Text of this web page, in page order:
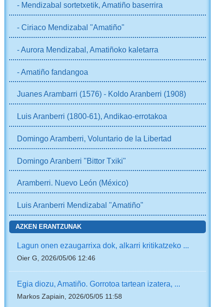
- Mendizabal sortetxetik, Amatiño baserrira
- Ciriaco Mendizabal "Amatiño"
- Aurora Mendizabal, Amatiñoko kaletarra
- Amatiño fandangoa
Juanes Arambarri (1576) - Koldo Aranberri (1908)
Luis Aranberri (1800-61), Andikao-errotakoa
Domingo Aramberri, Voluntario de la Libertad
Domingo Aranberri "Bittor Txiki"
Aramberri. Nuevo León (México)
Luis Aranberri Mendizabal "Amatiño"
AZKEN ERANTZUNAK
Lagun onen ezaugarrixa dok, alkarri kritikatzeko ...
Oier G, 2026/05/06 12:46
Egia diozu, Amatiño. Gorrotoa tartean izatera, ...
Markos Zapiain, 2026/05/05 11:58